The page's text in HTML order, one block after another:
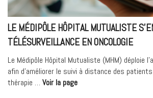
LE MÉDIPÔLE HÔPITAL MUTUALISTE
TÉLÉSURVEILLANCE EN ONCOLOGIE
Le Médipôle Hôpital Mutualiste (MHM) déploie
afin d’améliorer le suivi à distance des
thérapie … Voir la page« Le